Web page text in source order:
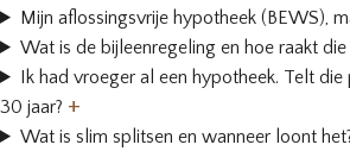
Mijn aflossingsvrije hypotheek (BEWS),
Wat is de bijleenregeling en hoe raakt die
Ik had vroeger al een hypotheek. Telt
30 jaar? +
Wat is slim splitsen en wanneer loont